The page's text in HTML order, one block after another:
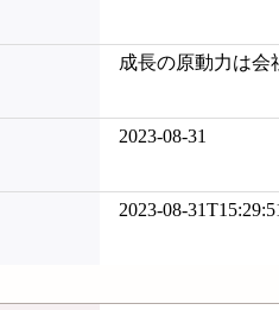
成長の原動力は会
2023-08-31
2023-08-